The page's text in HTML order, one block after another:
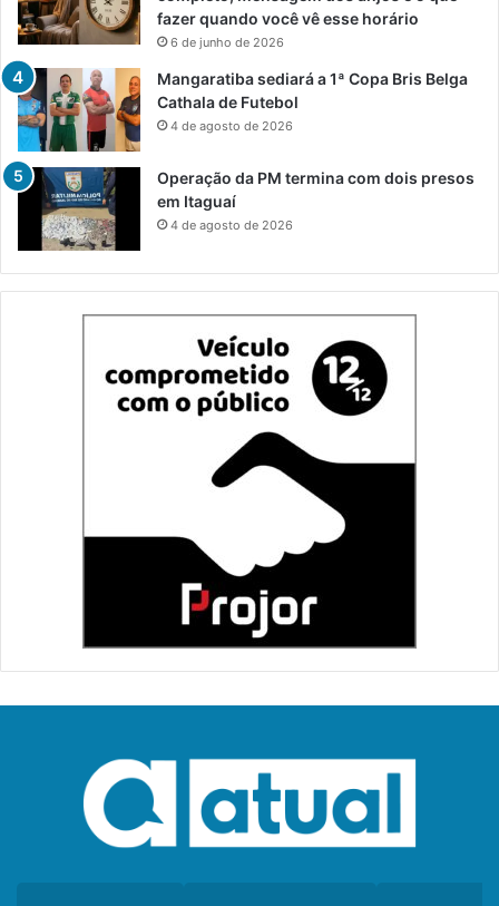
fazer quando você vê esse horário
6 de junho de 2026
Mangaratiba sediará a 1ª Copa Bris Belga
Cathala de Futebol
4 de agosto de 2026
Operação da PM termina com dois presos
em Itaguaí
4 de agosto de 2026